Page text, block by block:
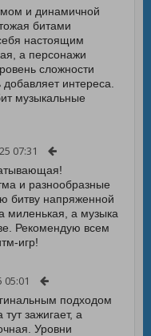
и динамичной
битами
настоящим
а персонажи
сложности
интереса.
музыкальные
07:31
и разнообразные
битву напряженной
миленькая, а музыка
Рекомендую всем
игр!
05:01
подходом
зажигает, а
Уровни